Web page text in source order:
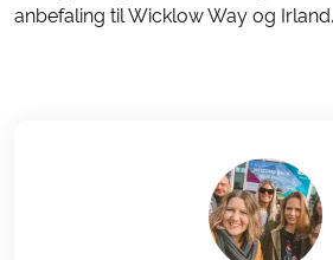
anbefaling til Wicklow Way og Irland.